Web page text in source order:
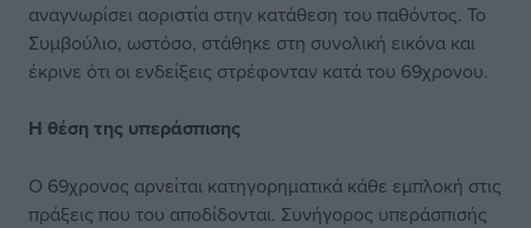
αναγνωρίσει αοριστία στην κατάθεση του παθόντος. Το
Συμβούλιο, ωστόσο, στάθηκε στη συνολική εικόνα και
έκρινε ότι οι ενδείξεις στρέφονταν κατά του 69χρονου.
Η θέση της υπεράσπισης
Ο 69χρονος αρνείται κατηγορηματικά κάθε εμπλοκή στις
πράξεις που του αποδίδονται. Συνήγορος υπεράσπισής